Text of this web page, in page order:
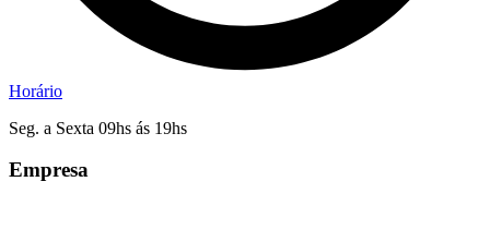
Horário
Seg. a Sexta 09hs ás 19hs
Empresa